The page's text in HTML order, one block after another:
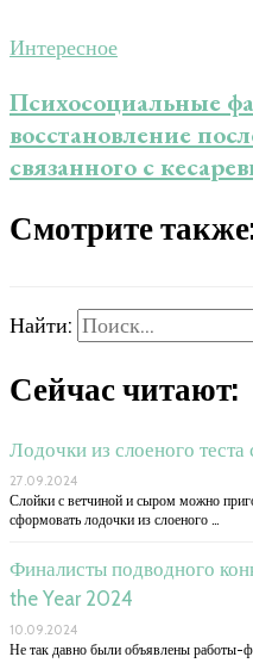
Интересное
Психосоциальные
восстановление
связанного с
Смотрите
Найти:
Сейчас читают:
Лодочки из слоеного
27.09.2024
Слойки с ветчиной и сыром можно
сформовать лодочки из слоеного …
Финалисты подводного
the Year 2024
10.09.2024
Не так давно были объявлены работы-